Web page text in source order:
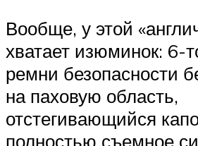
Вообще, у этой
хватает изюминок: 6-
ремни безопасности
на паховую область,
отстегивающийся
полностью съемное